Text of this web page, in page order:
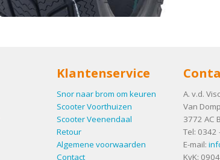
Klantenservice
Snor naar brom om keuren
Scooter Voorthuizen
Scooter Veenendaal
Retour
Algemene voorwaarden
Contact
A. v.d.
Van
3772 AC
Tel: 0342
E-mail:
KvK: